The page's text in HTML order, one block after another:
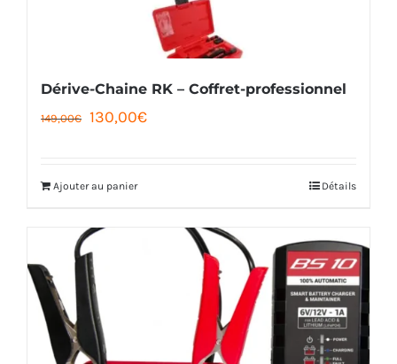
Dérive-Chaine RK – Coffret-professionnel
Le
était :
149,00€.
130,00€
130,00€.
Ajouter au panier Détails